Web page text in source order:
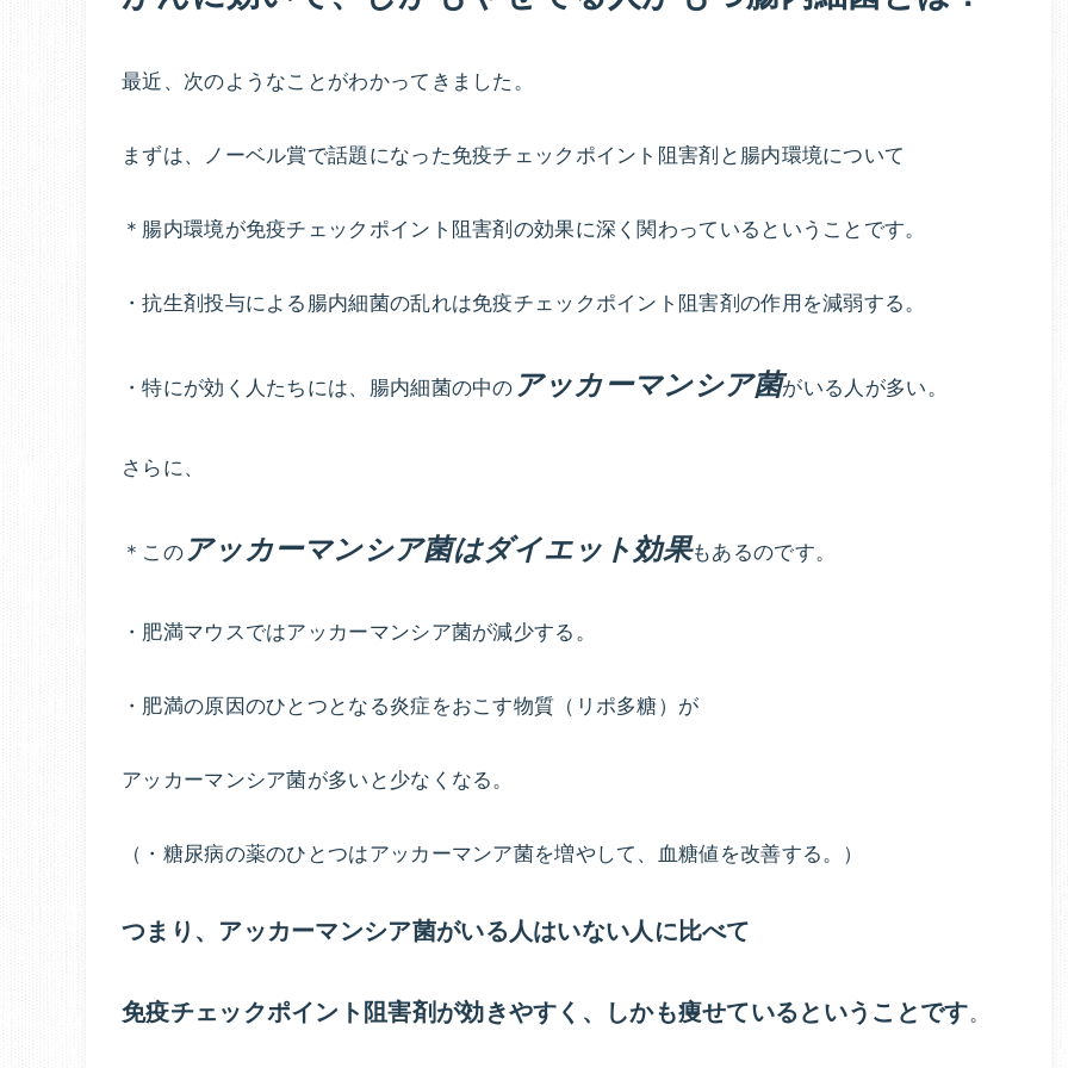
ま
最近、次のようなことがわかってきました。
まずは、ノーベル賞で話題になった免疫チェックポイント阻害剤と腸内環境について
＊腸内環境が免疫チェックポイント阻害剤の効果に深く関わっているということです。
・抗生剤投与による腸内細菌の乱れは免疫チェックポイント阻害剤の作用を減弱する。
・特にが効く人たちには、腸内細菌の中の アッカーマンシア菌がいる人が多い。
さらに、
＊このアッカーマンシア菌はダイエット効果もあるのです。
・肥満マウスではアッカーマンシア菌が減少する。
・肥満の原因のひとつとなる炎症をおこす物質（リポ多糖）が
アッカーマンシア菌が多いと少なくなる。
（・糖尿病の薬のひとつはアッカーマンア菌を増やして、血糖値を改善する。）
つまり、アッカーマンシア菌がいる人はいない人に比べて
免疫チェックポイント阻害剤が効きやすく、しかも痩せているということです。